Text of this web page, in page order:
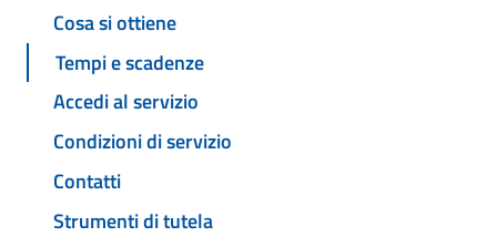
Cosa si ottiene
Tempi e scadenze
Accedi al servizio
Condizioni di servizio
Contatti
Strumenti di tutela